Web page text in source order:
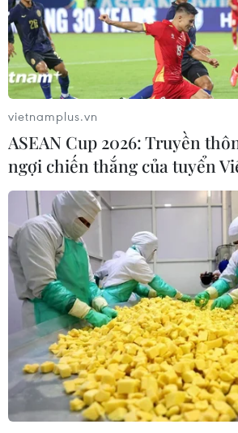
Hải Phòng tạo môi trường
hút đầu tư vào khu công
03/01/2022 09:49
Năm 2022, Ban quản lý Khu kinh tế
động xúc tiến và thu hút đầu tư có
thu hút đầu tư nước ngoài đạt từ 2,5-
vietnamplus.vn
ASEAN Cup 2026: Truyền
ngợi chiến thắng của tuyển